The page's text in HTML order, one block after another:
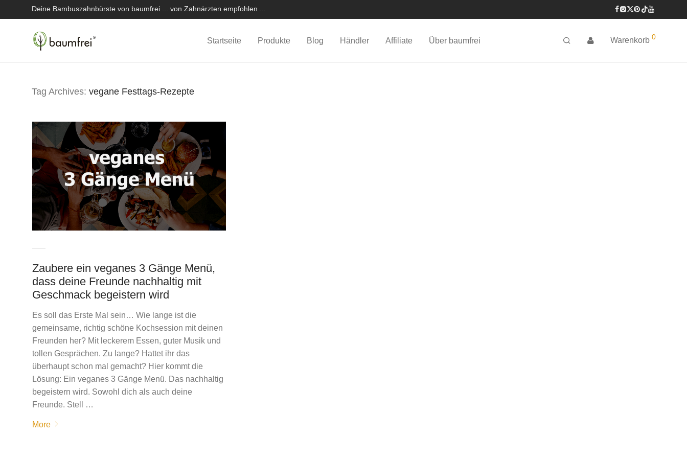
Deine Bambuszahnbürste von baumfrei ... von Zahnärzten empfohlen ...
Startseite Produkte Blog Händler Affiliate Über baumfrei Warenkorb 0
Tag Archives: vegane Festtags-Rezepte
Zaubere ein veganes 3 Gänge Menü,
dass deine Freunde nachhaltig mit
Geschmack begeistern wird
Es soll das Erste Mal sein… Wie lange ist die
gemeinsame, richtig schöne Kochsession mit deinen
Freunden her? Mit leckerem Essen, guter Musik und
tollen Gesprächen. Zu lange? Hattet ihr das
überhaupt schon mal gemacht? Hier kommt die
Lösung: Ein veganes 3 Gänge Menü. Das nachhaltig
begeistern wird. Sowohl dich als auch deine
Freunde. Stell …
More